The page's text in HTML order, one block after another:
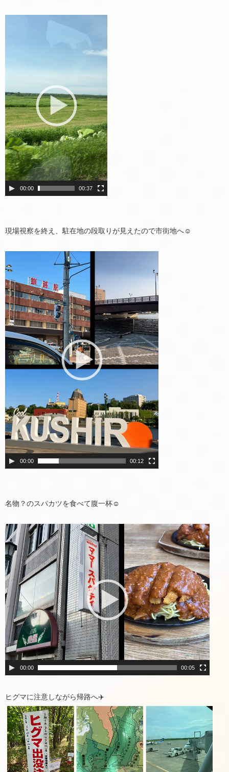
ヤ
ー
00:00 00:37
現場視察を終え、駐在地の段取りが見えたので市街地へ☺️
画
プ
レ
ー
ヤ
ー
00:00 00:12
名物？のスパカツを食べて腹一杯☺️
動
画
プ
レ
ー
ヤ
ー
00:00 00:05
ヒグマに注意しながら帰路へ✈️